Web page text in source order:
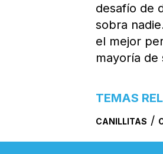
desafío de
sobra
el mejor
mayoría de
TEMAS
CANILLITAS /